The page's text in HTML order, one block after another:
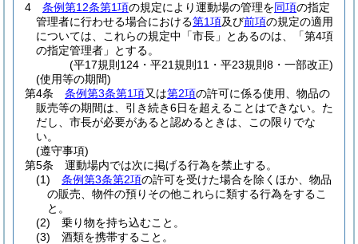
4
条例第12条第1項の規定により運動場の管理を同項の指定
管理者に行わせる場合における第1項及び前項の規定の適用
については、これらの規定中「市長」とあるのは、「第4項
の指定管理者」とする。
(平17規則124・平21規則11・平23規則8・一部改正)
(使用等の期間)
第4条
条例第3条第1項又は第2項の許可に係る使用、物品の
販売等の期間は、引き続き6日を超えることはできない。 た
だし、市長が必要があると認めるときは、この限りでな
い。
(遵守事項)
第5条
運動場内では次に掲げる行為を禁止する。
(1)
条例第3条第2項の許可を受けた場合を除くほか、物品
の販売、物件の預りその他これらに類する行為をするこ
と。
(2)
乗り物を持ち込むこと。
(3)
酒類を携帯すること。